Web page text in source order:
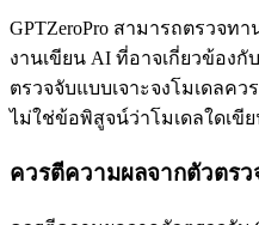
GPTZeroPro สามารถตรวจท
งานเขียน AI ที่อาจเกี่ยวข้องกั
ตรวจจับแบบเจาะจงโมเดลค
ไม่ใช่ข้อพิสูจน์ว่าโมเดลใดเขี
ควรตีความผลจากตัวตรว